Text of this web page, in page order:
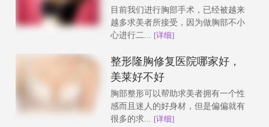
目前我们进行胸部手术，已经被越来
越多求美者所接受，因为做胸部不小
心进行二... [详细]
整形隆胸修复医院哪家好，
美莱好不好
胸部整形可以帮助求美者拥有一个性
感而且迷人的好身材，但是偏偏就有
很多的求... [详细]